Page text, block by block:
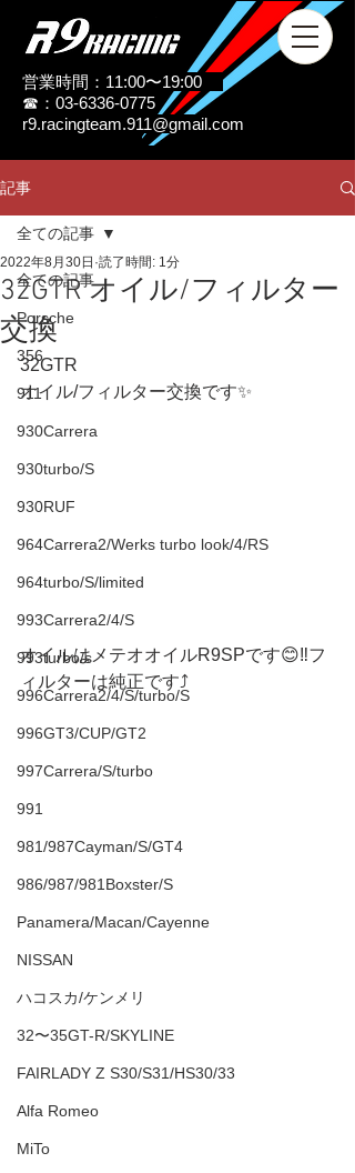
営業時間：11:00〜19:00
☎：03-6336-0775
r9.racingteam.911@gmail.com
記事
全ての記事
Porsche
356
911
930Carrera
930turbo/S
930RUF
964Carrera2/Werks turbo look/4/RS
964turbo/S/limited
993Carrera2/4/S
993turbo/s
996Carrera2/4/S/turbo/S
996GT3/CUP/GT2
997Carrera/S/turbo
991
981/987Cayman/S/GT4
986/987/981Boxster/S
Panamera/Macan/Cayenne
NISSAN
ハコスカ/ケンメリ
32〜35GT-R/SKYLINE
FAIRLADY Z S30/S31/HS30/33
Alfa Romeo
MiTo
全ての記事
32GTR オイル/フィルター
交換
2022年8月30日 読了時間: 1分
32GTR
オイル/フィルター交換です✨
オイルはメテオオイルR9SPです😊‼️フ
ィルターは純正です⤴︎